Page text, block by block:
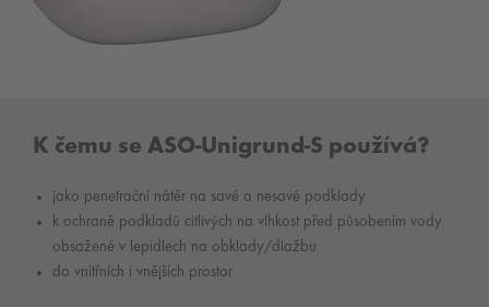
K čemu se ASO-Unigrund-S používá?
jako penetrační nátěr na savé a nesavé podklady
k ochraně podkladů citlivých na vlhkost před působením vody
obsažené v lepidlech na obklady/dlažbu
do vnitřních i vnějších prostor